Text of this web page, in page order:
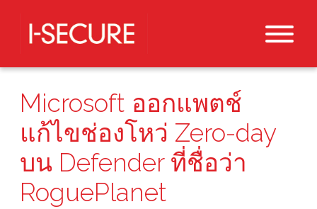
Microsoft ออกแพตช์
แก้ไขช่องโหว่ Zero-day
บน Defender ที่ชื่อว่า
RoguePlanet